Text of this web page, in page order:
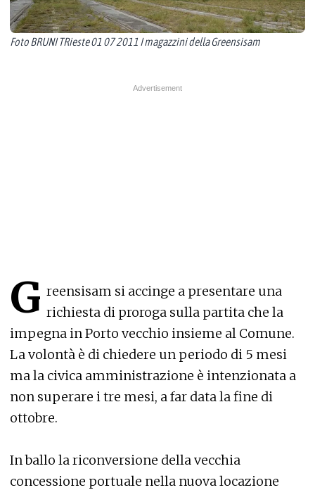
Foto BRUNI TRieste 01 07 2011 I magazzini della Greensisam
G reensisam si accinge a presentare una
richiesta di proroga sulla partita che la
impegna in Porto vecchio insieme al Comune.
La volontà è di chiedere un periodo di 5 mesi
ma la civica amministrazione è intenzionata a
non superare i tre mesi, a far data la fine di
ottobre.
In ballo la riconversione della vecchia
concessione portuale nella nuova locazione